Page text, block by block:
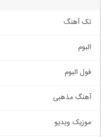
تک آهنگ
اجتماعی
حماسی
سنتی
البوم
فول البوم
آهنگ مذهبی
موزیک ویدیو